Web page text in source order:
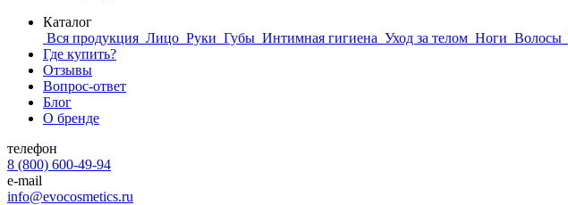
Каталог
Вся продукция Лицо Руки Губы Интимная гигиена Уход за телом Ноги Волосы
Где купить?
Отзывы
Вопрос-ответ
Блог
О бренде
телефон
8 (800) 600-49-94
e-mail
info@evocosmetics.ru